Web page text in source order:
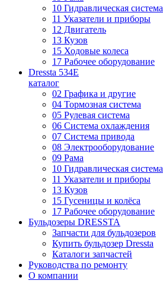
10 Гидравлическая система
11 Указатели и приборы
12 Двигатель
13 Кузов
15 Ходовые колеса
17 Рабочее оборудование
Dressta 534E
каталог
02 Графика и другие
04 Тормозная система
05 Рулевая система
06 Система охлаждения
07 Система привода
08 Электрооборудование
09 Рама
10 Гидравлическая система
11 Указатели и приборы
13 Кузов
15 Гусеницы и колёса
17 Рабочее оборудование
Бульдозеры DRESSTA
Запчасти для бульдозеров
Купить бульдозер Dressta
Каталоги запчастей
Руководства по ремонту
О компании